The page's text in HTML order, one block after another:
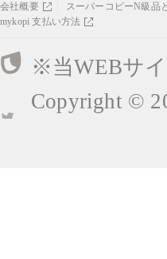
会社概要 スーパーコピーN級品
mykopi 支払い方法
※当WEBサ
Copyright ©